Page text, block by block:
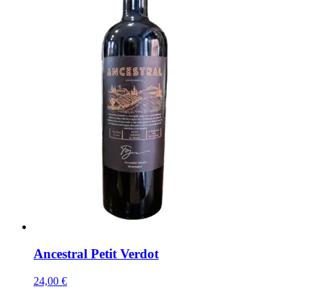
Ancestral Petit Verdot
24,00 €